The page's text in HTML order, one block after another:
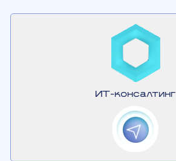
ИТ-консалтинг